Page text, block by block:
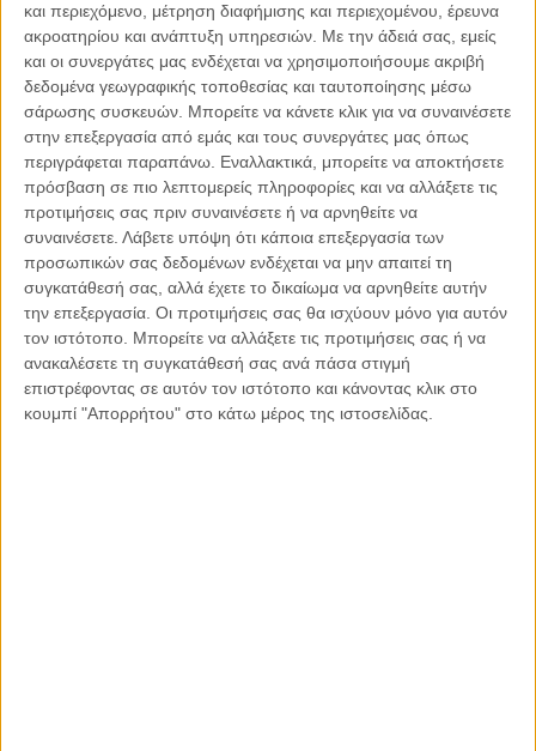
και περιεχόμενο, μέτρηση διαφήμισης και περιεχομένου, έρευνα
ακροατηρίου και ανάπτυξη υπηρεσιών. Με την άδειά σας, εμείς
και οι συνεργάτες μας ενδέχεται να χρησιμοποιήσουμε ακριβή
δεδομένα γεωγραφικής τοποθεσίας και ταυτοποίησης μέσω
σάρωσης συσκευών. Μπορείτε να κάνετε κλικ για να συναινέσετε
στην επεξεργασία από εμάς και τους συνεργάτες μας όπως
περιγράφεται παραπάνω. Εναλλακτικά, μπορείτε να αποκτήσετε
πρόσβαση σε πιο λεπτομερείς πληροφορίες και να αλλάξετε τις
προτιμήσεις σας πριν συναινέσετε ή να αρνηθείτε να
συναινέσετε. Λάβετε υπόψη ότι κάποια επεξεργασία των
προσωπικών σας δεδομένων ενδέχεται να μην απαιτεί τη
συγκατάθεσή σας, αλλά έχετε το δικαίωμα να αρνηθείτε αυτήν
την επεξεργασία. Οι προτιμήσεις σας θα ισχύουν μόνο για αυτόν
τον ιστότοπο. Μπορείτε να αλλάξετε τις προτιμήσεις σας ή να
ανακαλέσετε τη συγκατάθεσή σας ανά πάσα στιγμή
επιστρέφοντας σε αυτόν τον ιστότοπο και κάνοντας κλικ στο
κουμπί "Απορρήτου" στο κάτω μέρος της ιστοσελίδας.
Γιάννης Πανούσης
Οι μόνοι αθώοι
Αντώνιος Ντακανάλης
Τέμπη: Η Κορυφή του Παγόβουνου
μιας Κοινωνίας που βράζει
Γιάννης Πανούσης
Μικροδιάβολοι ή άγουροι
εγκληματίες; – Άρθρο – παρέμβαση
στο Propago του Γιάννη Πανούση